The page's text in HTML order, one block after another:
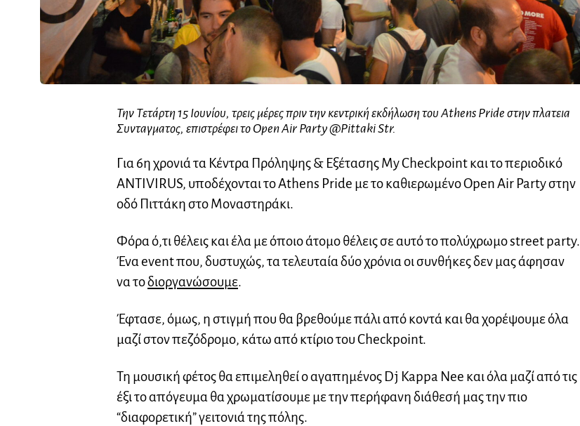
Την Τετάρτη 15 Ιουνίου, τρεις μέρες πριν την κεντρική εκδήλωση του Athens Pride στην πλατεια
Συνταγματος, επιστρέφει το Open Air Party @Pittaki Str.
Για 6η χρονιά τα Κέντρα Πρόληψης & Εξέτασης My Checkpoint και το περιοδικό
ANTIVIRUS, υποδέχονται το Athens Pride με το καθιερωμένο Open Air Party στην
οδό Πιττάκη στο Μοναστηράκι.
Φόρα ό,τι θέλεις και έλα με όποιο άτομο θέλεις σε αυτό το πολύχρωμο street party.
Ένα event που, δυστυχώς, τα τελευταία δύο χρόνια οι συνθήκες δεν μας άφησαν
να τοδιοργανώσουμε.
Έφτασε, όμως, η στιγμή που θα βρεθούμε πάλι από κοντά και θα χορέψουμε όλα
μαζί στον πεζόδρομο, κάτω από κτίριο του Checkpoint.
Τη μουσική φέτος θα επιμεληθεί ο αγαπημένος Dj Kappa Nee και όλα μαζί από τις
έξι το απόγευμα θα χρωματίσουμε με την περήφανη διάθεσή μας την πιο
“διαφορετική” γειτονιά της πόλης.